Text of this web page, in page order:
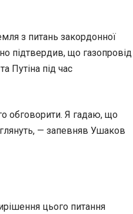
з питань закордонної
підтвердив, що газопровід
Путіна під час
обговорити. Я гадаю, що
— запевняв Ушаков
цього питання